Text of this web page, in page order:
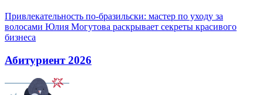
Привлекательность по-бразильски: мастер по уходу за
волосами Юлия Могутова раскрывает секреты красивого
бизнеса
Абитуриент 2026